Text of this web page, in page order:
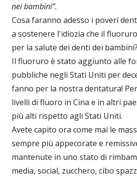
nei bambini”.
Cosa faranno adesso i poveri
a sostenere l'idiozia che il
per la salute dei denti dei bambini?
Il fluoruro è stato aggiunto alle
pubbliche negli Stati Uniti per
fanno per la nostra dentatura!
livelli di fluoro in Cina e in altri
più alti rispetto agli Stati Uniti.
Avete capito ora come mai le
sempre più appecorate e
mantenute in uno stato di
media, social, zucchero, cibo